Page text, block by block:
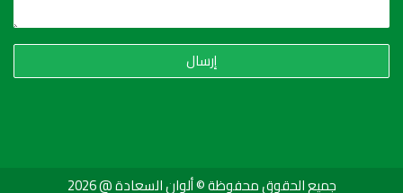
إرسال
جميع الحقوق محفوظة © ألوان السعادة @ 2026